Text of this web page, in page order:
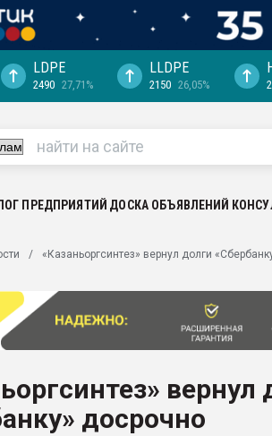
выходит на
рынке
ПЭТ
LDPE
2490 27,71%
LLDPE
2150 26,05%
ПРЕДПРИЯТИЙ ДОСКА ОБЪЯВЛЕНИЙ
«Казаньоргсинтез» вернул долги
вернул
досрочно